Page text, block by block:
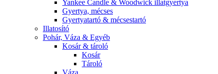
Yankee Candle & Woodwick illatgyertya
Gyertya, mécses
Gyertyatartó & mécsestartó
Illatosító
Pohár, Váza & Egyéb
Kosár & tároló
Kosár
Tároló
Váza